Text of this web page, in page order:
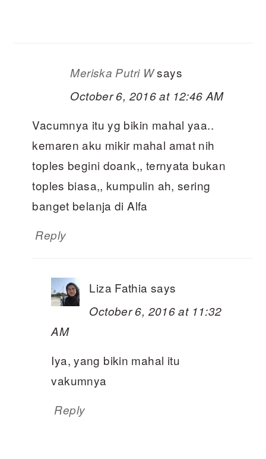
Meriska Putri W says
October 6, 2016 at 12:46 AM
Vacumnya itu yg bikin mahal yaa..
kemaren aku mikir mahal amat nih
toples begini doank,, ternyata bukan
toples biasa,, kumpulin ah, sering
banget belanja di Alfa
Reply
Liza Fathia says
October 6, 2016 at 11:32
AM
Iya, yang bikin mahal itu
vakumnya
Reply